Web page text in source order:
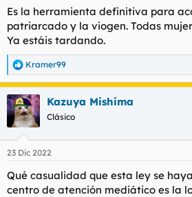
Es la herramienta definitiva para
patriarcado y la viogen. Todas
Ya estáis tardando.
R
e
a
c
c
i
e
:
Kramer99
Kazuya Mishima
Clásico
23 Dic 2022
Qué casualidad que esta ley se
centro de atención mediático es la